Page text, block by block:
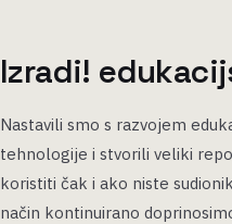
Izradi!
Nastavili smo s razvojem
tehnologije i stvorili veliki
koristiti čak i ako niste
način kontinuirano